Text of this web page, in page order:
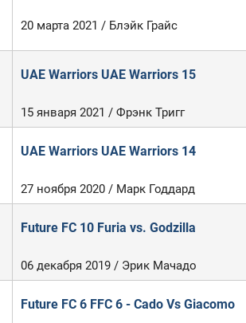
20 марта 2021 / Блэйк Грайс
UAE Warriors UAE Warriors 15
15 января 2021 / Фрэнк Тригг
UAE Warriors UAE Warriors 14
27 ноября 2020 / Марк Годдард
Future FC 10 Furia vs. Godzilla
06 декабря 2019 / Эрик Мачадо
Future FC 6 FFC 6 - Cado Vs Giacomo